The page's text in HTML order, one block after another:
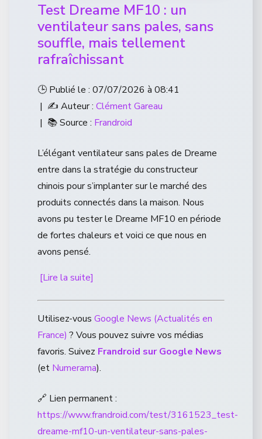
Test Dreame MF10 : un
ventilateur sans pales, sans
souffle, mais tellement
rafraîchissant
🕒 Publié le : 07/07/2026 à 08:41
| ✍️ Auteur : Clément Gareau
| 📚 Source : Frandroid
L’élégant ventilateur sans pales de Dreame
entre dans la stratégie du constructeur
chinois pour s’implanter sur le marché des
produits connectés dans la maison. Nous
avons pu tester le Dreame MF10 en période
de fortes chaleurs et voici ce que nous en
avons pensé.
[Lire la suite]
Utilisez-vous Google News (Actualités en
France) ? Vous pouvez suivre vos médias
favoris. Suivez Frandroid sur Google News
(et Numerama).
🔗 Lien permanent :
https://www.frandroid.com/test/3161523_test-
dreame-mf10-un-ventilateur-sans-pales-